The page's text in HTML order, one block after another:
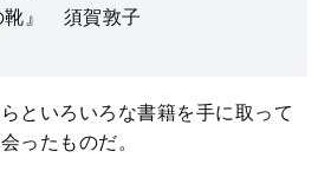
靴』 須賀敦子
といろいろな書籍を手に取って
ったものだ。